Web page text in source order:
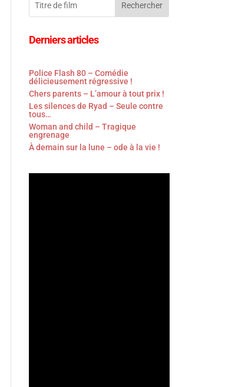
Rechercher
Derniers articles
Police Flash 80 – Comédie
délicieusement régressive !
Chers parents – L’amour à tout prix !
Les silences de Ryad – Seule contre
tous…
Woman and child – Tragique
engrenage
À demain sur la lune – ode à la vie !